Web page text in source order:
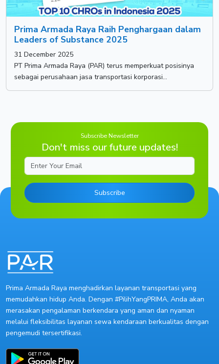
Prima Armada Raya Raih Penghargaan dalam
Leaders of Substance 2025
31 December 2025
PT Prima Armada Raya (PAR) terus memperkuat posisinya
sebagai perusahaan jasa transportasi korporasi...
Subscribe Newsletter
Don't miss our future updates!
Subscribe
Prima Armada Raya menghadirkan layanan transportasi yang
memudahkan hidup Anda. Dengan #PilihYangPRIMA, Anda akan
merasakan pengalaman berkendara yang aman dan nyaman
melalui fleksibilitas layanan sewa kendaraan berkualitas dengan
pengemudi tersertifikasi.